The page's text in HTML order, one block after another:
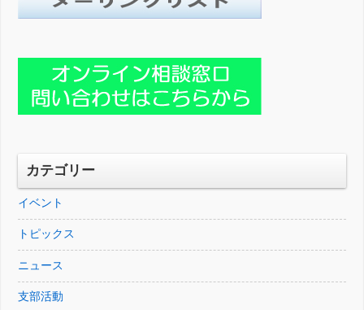
カテゴリー
イベント
トピックス
ニュース
支部活動